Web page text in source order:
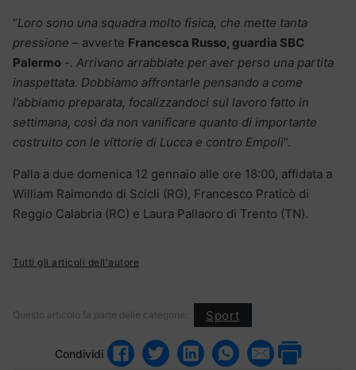
“Loro sono una squadra molto fisica, che mette tanta
pressione – avverte Francesca Russo, guardia SBC
Palermo -. Arrivano arrabbiate per aver perso una partita
inaspettata. Dobbiamo affrontarle pensando a come
l’abbiamo preparata, focalizzandoci sul lavoro fatto in
settimana, così da non vanificare quanto di importante
costruito con le vittorie di Lucca e contro Empoli“.
Palla a due domenica 12 gennaio alle ore 18:00, affidata a
William Raimondo di Scicli (RG), Francesco Praticò di
Reggio Calabria (RC) e Laura Pallaoro di Trento (TN).
Tutti gli articoli dell'autore
Questo articolo fa parte delle categorie: Sport
Condividi